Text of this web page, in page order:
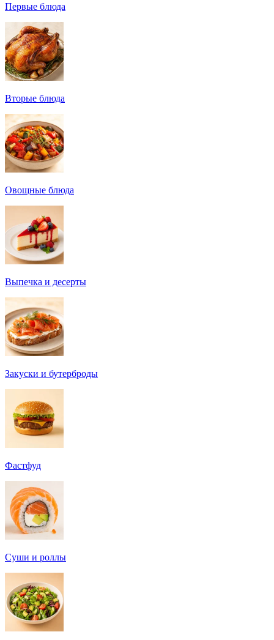
Первые блюда
Вторые блюда
Овощные блюда
Выпечка и десерты
Закуски и бутерброды
Фастфуд
Суши и роллы